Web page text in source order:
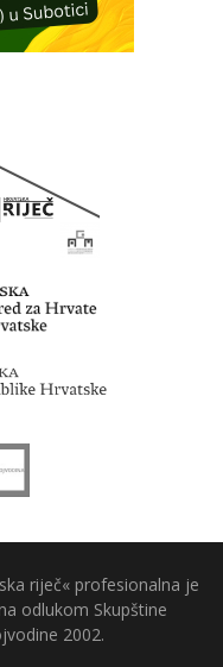
riječ« profesionalna je
odlukom Skupštine
2002.